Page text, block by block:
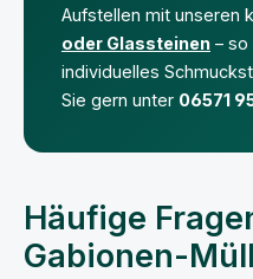
Aufstellen mit unseren
oder Glassteinen – so
individuelles
Sie gern unter 06571
Häufige
Gabionen-